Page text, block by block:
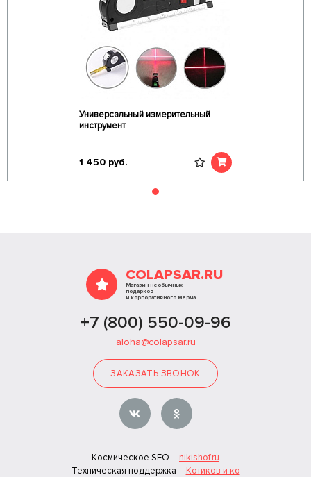
Универсальный измерительный
инструмент
1 450 руб.
COLAPSAR.RU
Магазин необычных
подарков
и корпоративного мерча
+7 (800) 550-09-96
aloha@colapsar.ru
ЗАКАЗАТЬ ЗВОНОК
Космическое SEO – nikishof.ru
Техническая поддержка – Котиков и ко